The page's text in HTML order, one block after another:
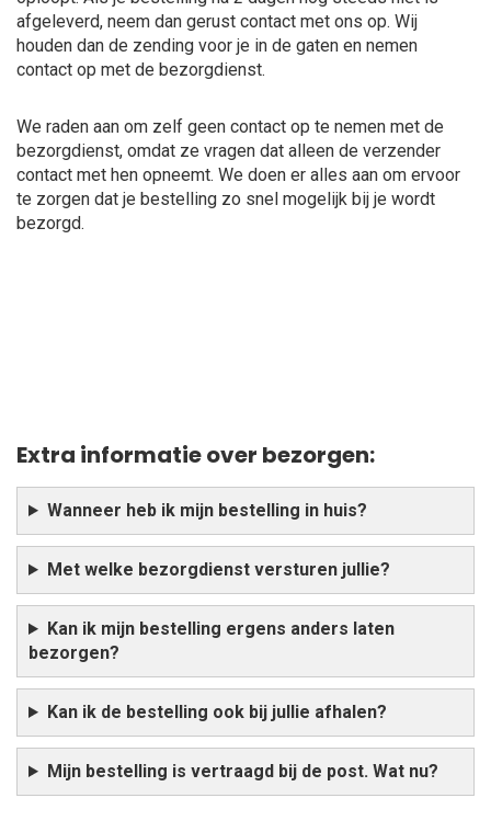
afgeleverd, neem dan gerust contact met ons op. Wij
houden dan de zending voor je in de gaten en nemen
contact op met de bezorgdienst.
We raden aan om zelf geen contact op te nemen met de
bezorgdienst, omdat ze vragen dat alleen de verzender
contact met hen opneemt. We doen er alles aan om ervoor
te zorgen dat je bestelling zo snel mogelijk bij je wordt
bezorgd.
Extra informatie over bezorgen:
Wanneer heb ik mijn bestelling in huis?
Met welke bezorgdienst versturen jullie?
Kan ik mijn bestelling ergens anders laten
bezorgen?
Kan ik de bestelling ook bij jullie afhalen?
Mijn bestelling is vertraagd bij de post. Wat nu?